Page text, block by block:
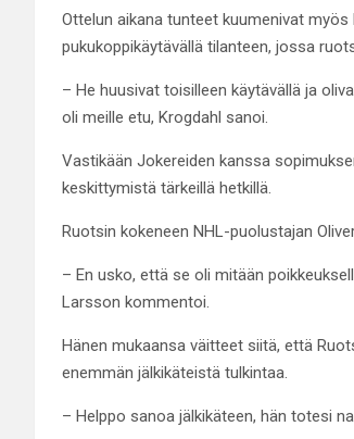
Ottelun aikana tunteet kuumenivat
pukukoppikäytävällä tilanteen, jossa
– He huusivat toisilleen käytävällä ja
oli meille etu, Krogdahl sanoi.
Vastikään Jokereiden kanssa
keskittymistä tärkeillä hetkillä.
Ruotsin kokeneen NHL-puolustajan
– En usko, että se oli mitään
Larsson kommentoi.
Hänen mukaansa väitteet siitä, että
enemmän jälkikäteistä tulkintaa.
– Helppo sanoa jälkikäteen, hän totesi